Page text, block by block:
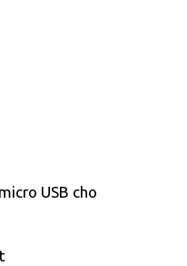
USB cho